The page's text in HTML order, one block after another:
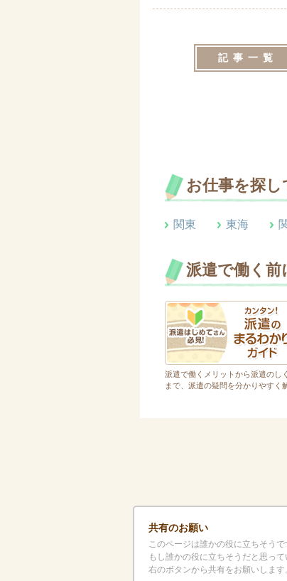
記事一覧
お仕事を探し
関東 東海
派遣で働く前
派遣で働くメリットから派遣のし
まで、派遣の疑問を分かりやすく
共有のお願い
このページは誰かの役に立ちそうで
もし誰かの役に立ちそうだと思って
右のボタンから共有をお願いします